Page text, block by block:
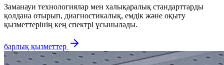
Заманауи технологиялар мен халықаралық стандарттарды
қолдана отырып, диагностикалық, емдік және оқыту
қызметтерінің кең спектрі ұсынылады.
барлық қызметтер